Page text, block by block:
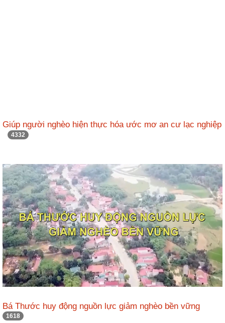
Giúp người nghèo hiện thực hóa ước mơ an cư lạc nghiệp
4332
Bá Thước huy động nguồn lực giảm nghèo bền vững
1618